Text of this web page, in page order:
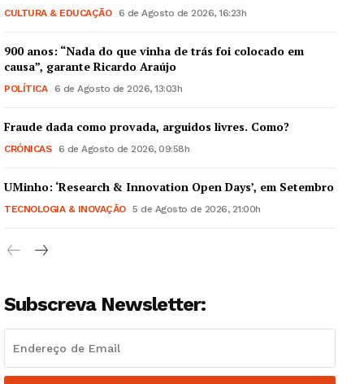
Artigos
Europa
Grande Entrevista
CULTURA & EDUCAÇÃO 6 de Agosto de 2026, 16:23h
900 anos: “Nada do que vinha de trás foi colocado em
causa”, garante Ricardo Araújo
POLÍTICA 6 de Agosto de 2026, 13:03h
Fraude dada como provada, arguidos livres. Como?
CRÓNICAS 6 de Agosto de 2026, 09:58h
UMinho: ‘Research & Innovation Open Days’, em Setembro
TECNOLOGIA & INOVAÇÃO 5 de Agosto de 2026, 21:00h
Subscreva Newsletter: